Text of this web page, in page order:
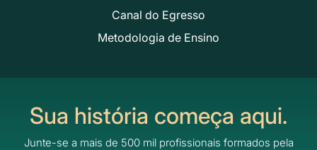
Canal do Egresso
Metodologia de Ensino
Sua história começa aqui.
Junte-se a mais de 500 mil profissionais formados pela